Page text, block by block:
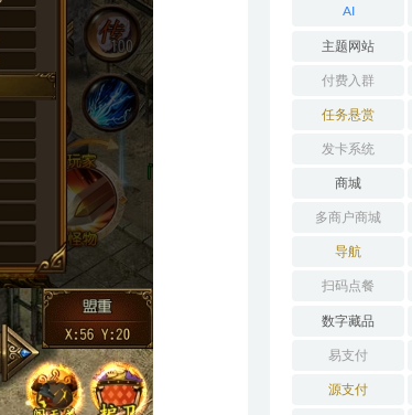
AI
主题网站
付费入群
任务悬赏
发卡系统
商城
多商户商城
导航
扫码点餐
数字藏品
易支付
源支付